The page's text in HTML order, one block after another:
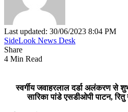
Last updated: 30/06/2023 8:04 PM
SideLook News Desk
Share
4 Min Read
स्वर्गीय जवाहरलाल दर्डा अलंकरण से
सारिका पांडे एसडीओपी पाटन,